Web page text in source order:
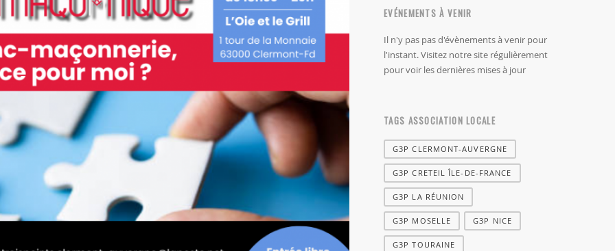
EVÉNEMENTS À VENIR
Il n'y pas pas d'évènements à venir pour
l'instant. Visitez notre site régulièrement
pour voir les dernières mises à jour
TAGS ASSOCIATION LOCALE
G3P CLERMONT-AUVERGNE
G3P CRETEIL ÎLE-DE-FRANCE
G3P LA RÉUNION
G3P MOSELLE G3P NICE
G3P TOURAINE